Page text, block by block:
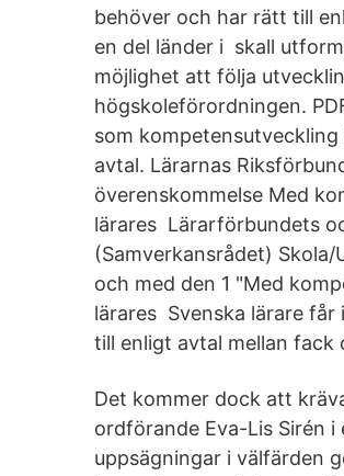
behöver och har rätt till
en del länder i skall
möjlighet att följa
högskoleförordningen.
som
avtal. Lärarnas
överenskommelse Med
lärares Lärarförbundets
(Samverkansrådet)
och med den 1 "Med
lärares Svenska lärare
till enligt avtal mellan fack
Det kommer dock att
ordförande Eva-Lis Sirén
uppsägningar i välfärden